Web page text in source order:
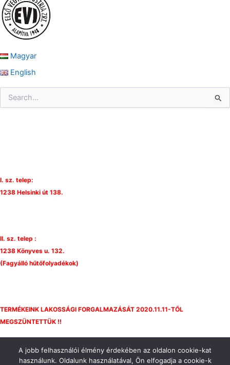
Magyar
English
:I. sz. telep:
1238 Helsinki út 138.
II. sz. telep :
1238 Könyves u. 132.
(Fagyálló hűtőfolyadékok)
TERMÉKEINK LAKOSSÁGI FORGALMAZÁSÁT 2020.11.11-TŐL
MEGSZÜNTETTÜK !!
A jobb felhasználói élmény érdekében az oldalon cookie-kat
használunk. Oldalunk használatával, Ön elfogadja a cookie-k